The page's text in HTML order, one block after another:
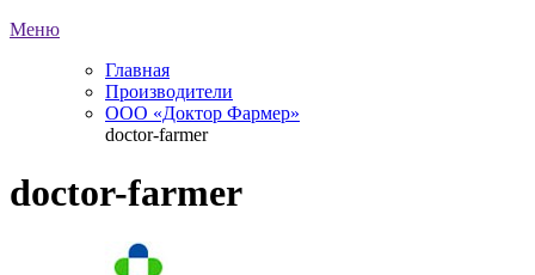
Меню
Главная
Производители
ООО «Доктор Фармер»
doctor-farmer
doctor-farmer